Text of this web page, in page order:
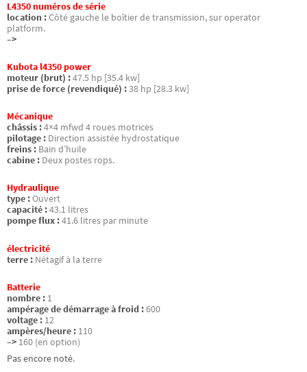
L4350 numéros de série
location :Côté gauche le boîtier de transmission, sur operator
platform.
–>
Kubota l4350 power
moteur (brut) :47.5 hp [35.4 kw]
prise de force (revendiqué) :38 hp [28.3 kw]
Mécanique
châssis :4×4 mfwd 4 roues motrices
pilotage : Direction assistée hydrostatique
freins : Bain d’huile
cabine : Deux postes rops.
Hydraulique
type :Ouvert
capacité :43.1 litres
pompe flux :41.6 litres par minute
électricité
terre : Nétagif à la terre
Batterie
nombre : 1
ampérage de démarrage à froid :600
voltage : 12
ampères/heure : 110
–> 160 (en option)
Pas encore noté.